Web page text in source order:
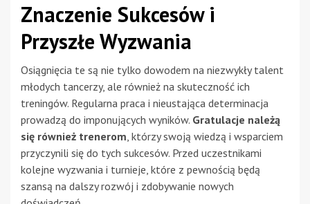
Znaczenie Sukcesów i
Przyszłe Wyzwania
Osiągnięcia te są nie tylko dowodem na niezwykły talent
młodych tancerzy, ale również na skuteczność ich
treningów. Regularna praca i nieustająca determinacja
prowadzą do imponujących wyników. Gratulacje należą
się również trenerom, którzy swoją wiedzą i wsparciem
przyczynili się do tych sukcesów. Przed uczestnikami
kolejne wyzwania i turnieje, które z pewnością będą
szansą na dalszy rozwój i zdobywanie nowych